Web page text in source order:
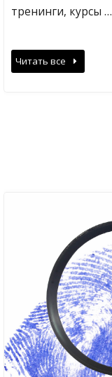
тренинги, курсы …
Читать все